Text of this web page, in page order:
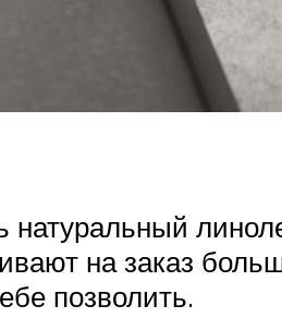
натуральный
на заказ
позволить.